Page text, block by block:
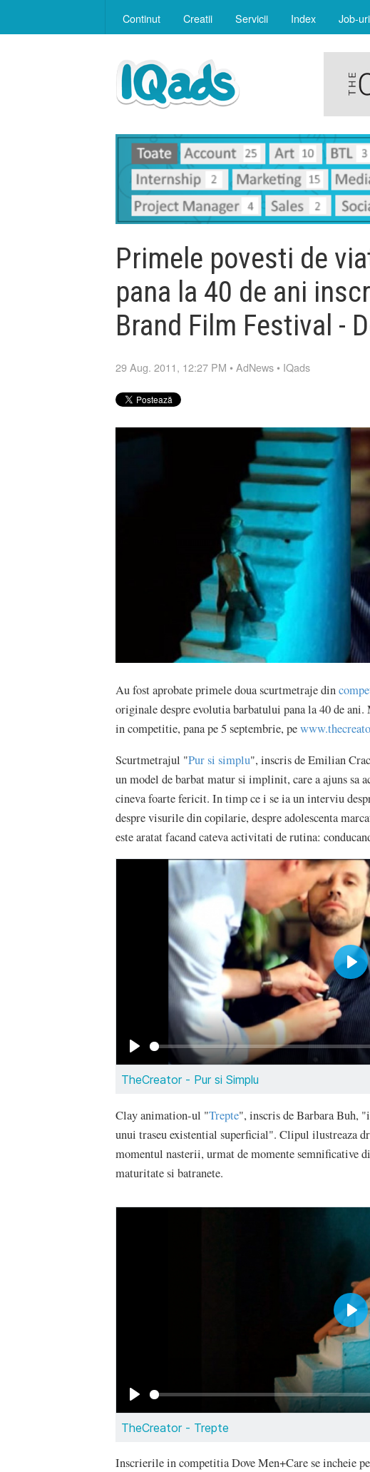
Continut Creatii Servicii Index Job-uri
Primele povesti de
pana la 40 de ani
Brand Film Festival -
29 Aug. 2011, 12:27 PM •AdNews • IQads
Au fost aprobate primele doua scurtmetraje din
originale despre evolutia barbatului pana la 40 de
in competitie, pana pe 5 septembrie, pe
Scurtmetrajul "Pur si simplu", inscris de Emilian
un model de barbat matur si implinit, care a ajuns sa
cineva foarte fericit. In timp ce i se ia un interviu
despre visurile din copilarie, despre adolescenta
este aratat facand cateva activitati de rutina:
Clay animation-ul "Trepte", inscris de Barbara Buh,
unui traseu existential superficial". Clipul ilustreaza
momentul nasterii, urmat de momente semnificative
maturitate si batranete.
Inscrierile in competitia Dove Men+Care se incheie